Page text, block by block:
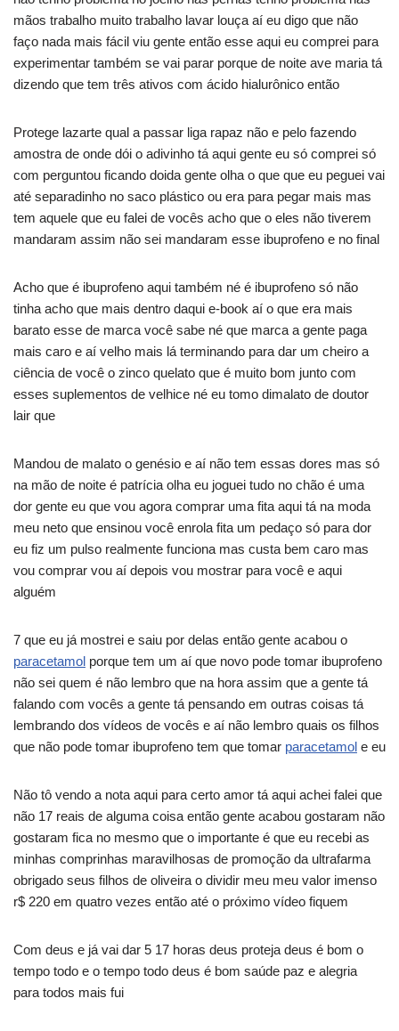
mãos trabalho muito trabalho lavar louça aí eu digo que não
faço nada mais fácil viu gente então esse aqui eu comprei para
experimentar também se vai parar porque de noite ave maria tá
dizendo que tem três ativos com ácido hialurônico então
Protege lazarte qual a passar liga rapaz não e pelo fazendo
amostra de onde dói o adivinho tá aqui gente eu só comprei só
com perguntou ficando doida gente olha o que que eu peguei vai
até separadinho no saco plástico ou era para pegar mais mas
tem aquele que eu falei de vocês acho que o eles não tiverem
mandaram assim não sei mandaram esse ibuprofeno e no final
Acho que é ibuprofeno aqui também né é ibuprofeno só não
tinha acho que mais dentro daqui e-book aí o que era mais
barato esse de marca você sabe né que marca a gente paga
mais caro e aí velho mais lá terminando para dar um cheiro a
ciência de você o zinco quelato que é muito bom junto com
esses suplementos de velhice né eu tomo dimalato de doutor
lair que
Mandou de malato o genésio e aí não tem essas dores mas só
na mão de noite é patrícia olha eu joguei tudo no chão é uma
dor gente eu que vou agora comprar uma fita aqui tá na moda
meu neto que ensinou você enrola fita um pedaço só para dor
eu fiz um pulso realmente funciona mas custa bem caro mas
vou comprar vou aí depois vou mostrar para você e aqui
alguém
7 que eu já mostrei e saiu por delas então gente acabou o
paracetamol porque tem um aí que novo pode tomar ibuprofeno
não sei quem é não lembro que na hora assim que a gente tá
falando com vocês a gente tá pensando em outras coisas tá
lembrando dos vídeos de vocês e aí não lembro quais os filhos
que não pode tomar ibuprofeno tem que tomar paracetamol e eu
Não tô vendo a nota aqui para certo amor tá aqui achei falei que
não 17 reais de alguma coisa então gente acabou gostaram não
gostaram fica no mesmo que o importante é que eu recebi as
minhas comprinhas maravilhosas de promoção da ultrafarma
obrigado seus filhos de oliveira o dividir meu meu valor imenso
r$ 220 em quatro vezes então até o próximo vídeo fiquem
Com deus e já vai dar 5 17 horas deus proteja deus é bom o
tempo todo e o tempo todo deus é bom saúde paz e alegria
para todos mais fui